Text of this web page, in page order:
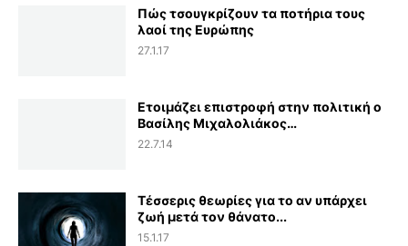
Πώς τσουγκρίζουν τα ποτήρια τους
λαοί της Ευρώπης
27.1.17
Ετοιμάζει επιστροφή στην πολιτική ο
Βασίλης Μιχαλολιάκος…
22.7.14
Τέσσερις θεωρίες για το αν υπάρχει
ζωή μετά τον θάνατο...
15.1.17